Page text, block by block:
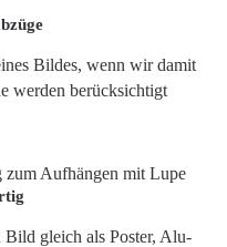
Bildes, wenn wir damit
werden berücksichtigt
gleich als Poster, Alu-